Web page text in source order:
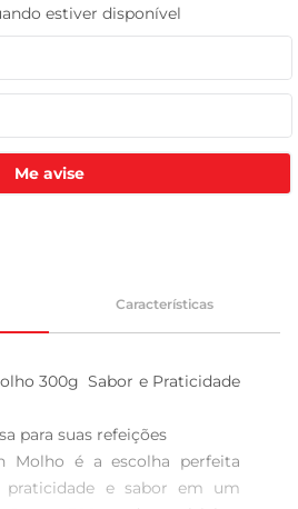
Me avise
Características
300g  Sabor e Praticidade
para suas refeições
Molho é a escolha perfeita
praticidade e sabor em um